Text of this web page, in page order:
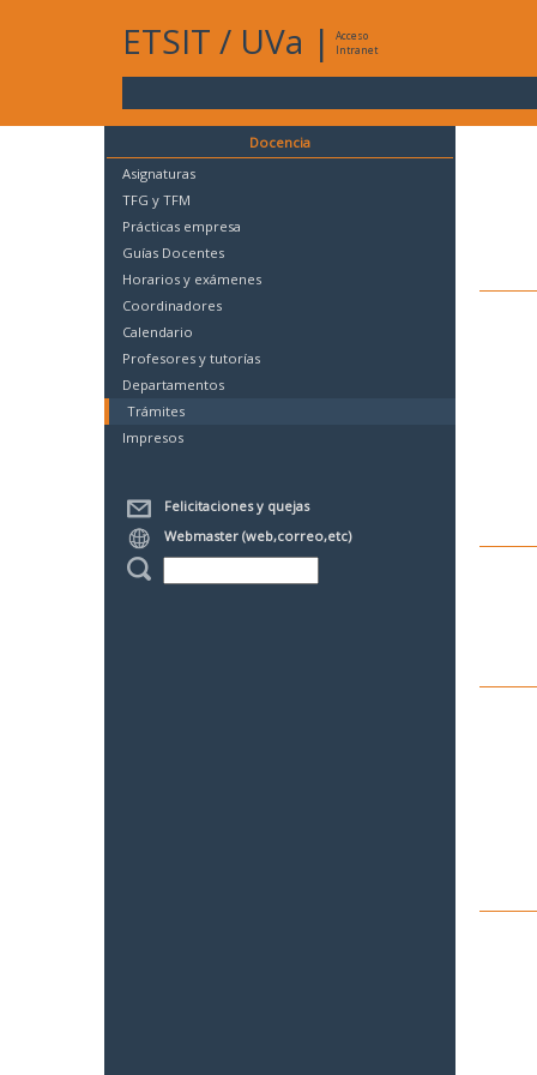
ETSIT / UVa |
Acceso
Intranet
Docencia
Asignaturas
TFG y TFM
Prácticas empresa
Guías Docentes
Horarios y exámenes
Coordinadores
Calendario
Profesores y tutorías
Departamentos
Trámites
Impresos
Felicitaciones y quejas
Webmaster (web,correo,etc)